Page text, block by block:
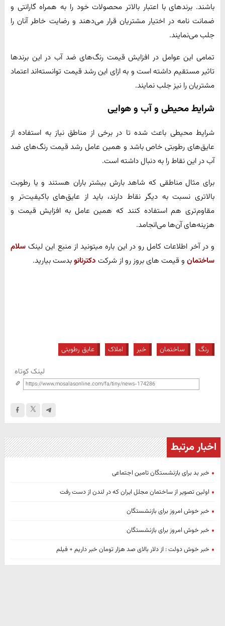
باشند. برندهای با اعتبار بالاتر محصولات خود را به همراه گارانتی و
ضمانت نامه در اختیار مشتریان قرار می‌دهند و رضایت خاطر آنان را
جلب می‌نمایند.
تمامی این عوامل در افزایش قیمت رنگ‌های ضد آب در این برندها
تاثیر مستقیم داشته است و به ازای این رشد قیمت توانسته‌اند اعتماد
مشتریان را نیز جلب نمایند‌.
شرایط محیطی و آب و هوایی
شرایط محیطی باعث شده تا در برخی از مناطق نیاز به استفاده از
عایق‌های رطوبتی خاص باشد و همین عامل رشد قیمت رنگ‌های ضد
آب در این نقاط را به دنبال داشته است.
برای مثال مناطقی که شاهد بارش بیشتر باران هستند و یا رطوبت
بالاتری نسبت به دیگر نقاط دارند، باید از عایق‌های باکیفیت‌تر و
مقاوم‌تری هم استفاده کنند که همین عامل به افزایش قیمت و
هزینه‌های آن‌ها می‌انجامد.
و در آخر اطلاعات کامل رو در این باره میتونید از منبع این لینک سلام
ساختمان و قیمت های بروز رو از شرکت دکترنانوبدست بیارید.
رنگ ساختمان خبر املاک عایق رطوبتی
لینک کوتاه
اخبار مرتبط
خبر بد برای بازنشستگان تامین اجتماعی
اولین تصویر از ساختمان مجلل ایران که در لندن از دست رفت
خبر خوش امروز برای بازنشستگان
خبر خوش امروز برای بازنشستگان
خبر خوش دولت : از دلار بالای صد هزار تومان خبر داریم + فیلم